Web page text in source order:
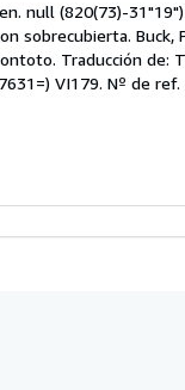
vendedor:
5
de
5
null (820(73)-
sobrecubierta.
Traducción de:
VI179. Nº de